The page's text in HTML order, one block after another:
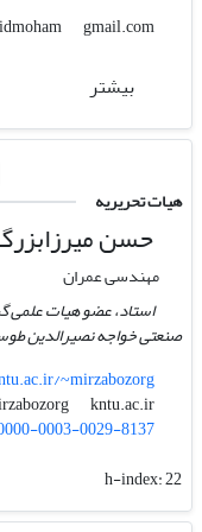
hamidmoham
gmail.com
بیشتر
هیات تحریریه
حسن
مهندسی عمران
استاد، عضو ھیات علمی
صنعتی خواجه نصیرالدین
~mirzabozorg
mirzabozorg
kntu.ac.ir
0003-0029-8137
h-index:22